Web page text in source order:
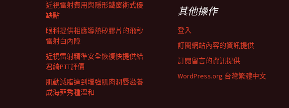
近視雷射費用與隱形鐵窗術式優
缺點
眼科提供相應導熱矽膠片的飛秒
雷射白內障
近視雷射精準安全恢復快提供給
君綺PTT評價
肌動減脂達到增強肌肉潤唇滋養
成海菲秀種溫和
其他操作
登入
訂閱網站內容的資訊提供
訂閱留言的資訊提供
WordPress.org 台灣繁體中文